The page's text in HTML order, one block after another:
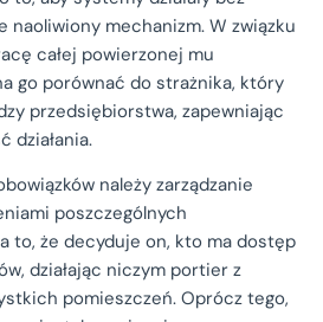
naoliwiony mechanizm. W związku
całej powierzonej mu
go porównać do strażnika, który
przedsiębiorstwa, zapewniając
działania.
należy zarządzanie
poszczególnych
to, że decyduje on, kto ma dostęp
działając niczym portier z
pomieszczeń. Oprócz tego,